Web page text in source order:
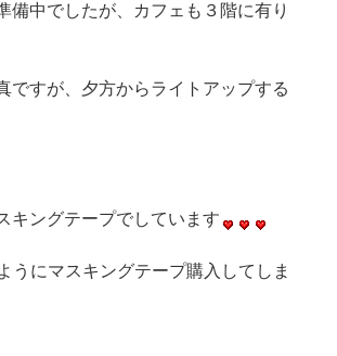
備中でしたが、カフェも３階に有り
ですが、夕方からライトアップする
キングテープでしています
グテープ購入してしま